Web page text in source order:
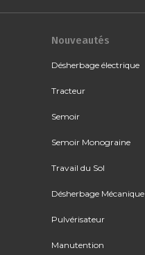
Nouveautés
Désherbage électrique
Tracteur
Semoir
Semoir Monograine
Travail du Sol
Désherbage Mécanique
Pulvérisateur
Manutention